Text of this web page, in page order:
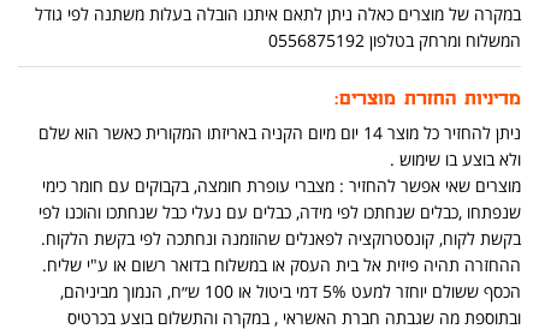
במקרה של מוצרים כאלה ניתן לתאם איתנו הובלה בעלות משתנה לפי גודל
המשלוח ומרחק בטלפון 0556875192
מדיניות החזרת מוצרים:
ניתן להחזיר כל מוצר 14 יום מיום הקניה באריזתו המקורית כאשר הוא שלם
ולא בוצע בו שימוש .
מוצרים שאי אפשר להחזיר : מצברי עופרת חומצה, בקבוקים עם חומר כימי
שנפתחו ,כבלים שנחתכו לפי מידה, כבלים עם נעלי כבל שנחתכו והוכנו לפי
בקשת לקוח, קונסטרוקציה לפאנלים שהוזמנה ונחתכה לפי בקשת הלקוח.
ההחזרה תהיה פיזית אל בית העסק או במשלוח בדואר רשום או ע"י שליח.
הכסף ששולם יוחזר למעט 5% דמי ביטול או 100 ש״ח, הנמוך מביניהם,
ובתוספת מה שגבתה חברת האשראי , במקרה והתשלום בוצע בכרטיס